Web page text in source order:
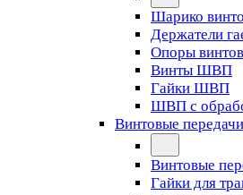
Шарико
Держатели
Опоры
Винты ШВП
Гайки ШВП
ШВП с
Винтовые передачи
Винтовые
Гайки для